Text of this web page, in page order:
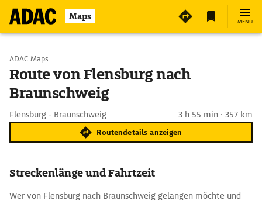
Maps MENÜ
Start wählen
Ziel eingeben
ADAC Maps
Route von Flensburg nach
Braunschweig
Flensburg - Braunschweig 3 h 55 min · 357 km
Routendetails anzeigen
Streckenlänge und Fahrtzeit
Wer von Flensburg nach Braunschweig gelangen möchte und